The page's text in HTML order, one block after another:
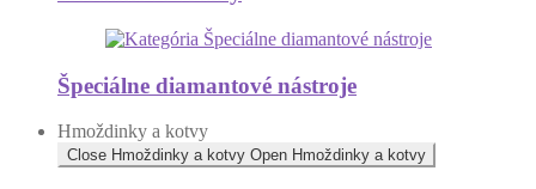
Špeciálne diamantové nástroje
Hmoždinky a kotvy
Close Hmoždinky a kotvy Open Hmoždinky a kotvy